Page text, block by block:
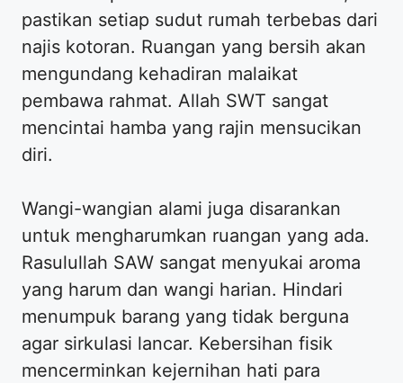
pastikan setiap sudut rumah terbebas dari
najis kotoran. Ruangan yang bersih akan
mengundang kehadiran malaikat
pembawa rahmat. Allah SWT sangat
mencintai hamba yang rajin mensucikan
diri.
Wangi-wangian alami juga disarankan
untuk mengharumkan ruangan yang ada.
Rasulullah SAW sangat menyukai aroma
yang harum dan wangi harian. Hindari
menumpuk barang yang tidak berguna
agar sirkulasi lancar. Kebersihan fisik
mencerminkan kejernihan hati para